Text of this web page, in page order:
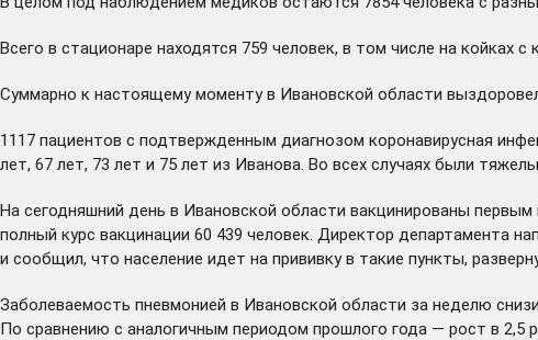
Всего в стационаре находятся 759 человек, в том числе на койках
Суммарно к настоящему моменту в Ивановской области
1117 пациентов с подтвержденным диагнозом коронавирусная
лет, 67 лет, 73 лет и 75 лет из Иванова. Во всех случаях были
На сегодняшний день в Ивановской области вакцинированы
полный курс вакцинации 60 439 человек. Директор департамента
и сообщил, что население идет на прививку в такие пункты,
Заболеваемость пневмонией в Ивановской области за неделю
По сравнению с аналогичным периодом прошлого года — рост в 2,5